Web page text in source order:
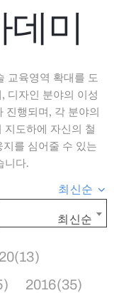
데미
교육영역 확대를 도
디자인 분야의 이성
진행되며, 각 분야의
도하에 자신의 철
를 심어줄 수 있는
니다.
최신순
최신순
2016(35)